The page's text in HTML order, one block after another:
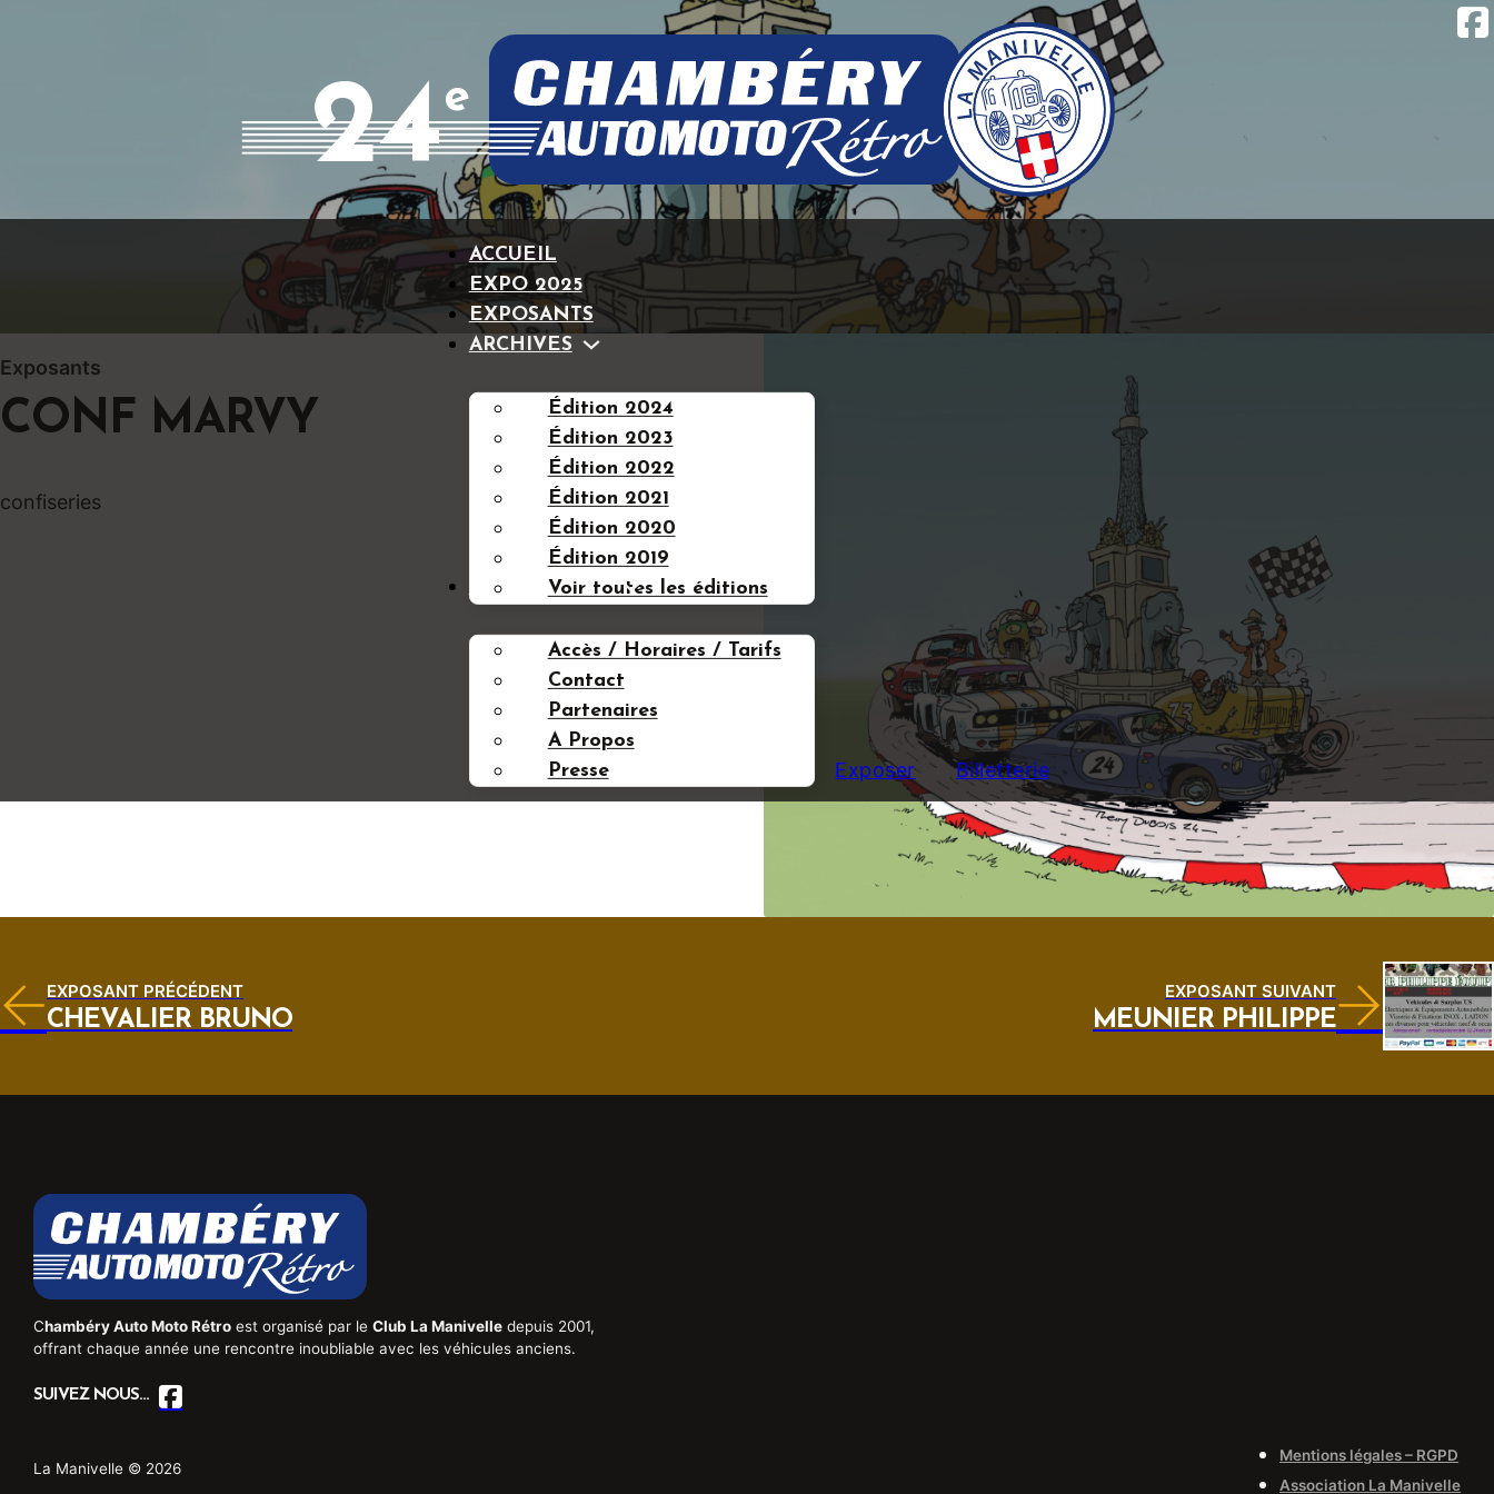
24e
ACCUEIL
EXPO 2025
EXPOSANTS
ARCHIVES
Édition 2024
Édition 2023
Édition 2022
Édition 2021
Édition 2020
Édition 2019
Voir toutes les éditions
INFOS UTILES
Accès / Horaires / Tarifs
Contact
Partenaires
A Propos
Presse
Exposer Billetterie
Exposants
CONF MARVY
confiseries
EXPOSANT PRÉCÉDENT
CHEVALIER BRUNO
EXPOSANT SUIVANT
MEUNIER PHILIPPE
Chambéry Auto Moto Rétroest organisé par le Club La Manivelledepuis 2001,
offrant chaque année une rencontre inoubliable avec les véhicules anciens.
SUIVEZ NOUS...
La Manivelle © 2026
Mentions légales – RGPD
Association La Manivelle